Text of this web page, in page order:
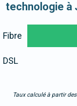
technologie à
Fibre
DSL
Taux calculé à partir